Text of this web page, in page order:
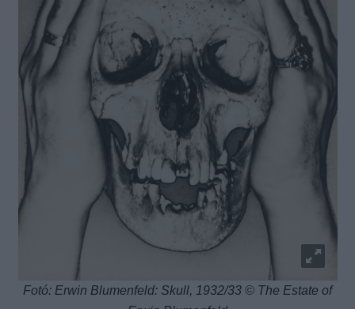
Fotó: Erwin Blumenfeld: Skull, 1932/33 © The Estate of